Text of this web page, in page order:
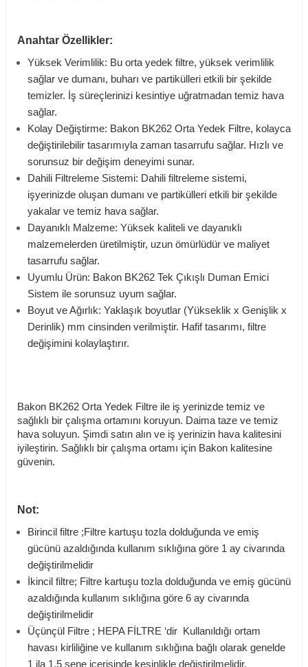
Anahtar Özellikler:
Yüksek Verimlilik: Bu orta yedek filtre, yüksek verimlilik
sağlar ve dumanı, buharı ve partikülleri etkili bir şekilde
temizler. İş süreçlerinizi kesintiye uğratmadan temiz hava
sağlar.
Kolay Değiştirme: Bakon BK262 Orta Yedek Filtre, kolayca
değiştirilebilir tasarımıyla zaman tasarrufu sağlar. Hızlı ve
sorunsuz bir değişim deneyimi sunar.
Dahili Filtreleme Sistemi: Dahili filtreleme sistemi,
işyerinizde oluşan dumanı ve partikülleri etkili bir şekilde
yakalar ve temiz hava sağlar.
Dayanıklı Malzeme: Yüksek kaliteli ve dayanıklı
malzemelerden üretilmiştir, uzun ömürlüdür ve maliyet
tasarrufu sağlar.
Uyumlu Ürün: Bakon BK262 Tek Çıkışlı Duman Emici
Sistem ile sorunsuz uyum sağlar.
Boyut ve Ağırlık: Yaklaşık boyutlar (Yükseklik x Genişlik x
Derinlik) mm cinsinden verilmiştir. Hafif tasarımı, filtre
değişimini kolaylaştırır.
Bakon BK262 Orta Yedek Filtre ile iş yerinizde temiz ve
sağlıklı bir çalışma ortamını koruyun. Daima taze ve temiz
hava soluyun. Şimdi satın alın ve iş yerinizin hava kalitesini
iyileştirin. Sağlıklı bir çalışma ortamı için Bakon kalitesine
güvenin.
Not:
Birincil filtre ;Filtre kartuşu tozla dolduğunda ve emiş
gücünü azaldığında kullanım sıklığına göre 1 ay civarında
değiştirilmelidir
İkincil filtre; Filtre kartuşu tozla dolduğunda ve emiş gücünü
azaldığında kullanım sıklığına göre 6 ay civarında
değiştirilmelidir
Üçünçül Filtre ; HEPA FİLTRE ‘dir Kullanıldığı ortam
havası kirliliğine ve kullanım sıklığına bağlı olarak genelde
1 ila 1,5 sene içerisinde kesinlikle değiştirilmelidir.